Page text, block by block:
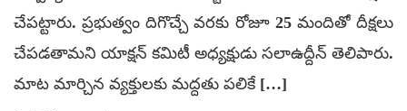
చేపట్టారు. ప్రభుత్వం దిగొచ్చే వరకు రోజూ 25 మందితో దీక్షలు
చేపడతామని యాక్షన్ కమిటీ అధ్యక్షుడు సలాఉద్దీన్ తెలిపారు.
మాట మార్చిన వ్యక్తులకు మద్దతు పలికే […]